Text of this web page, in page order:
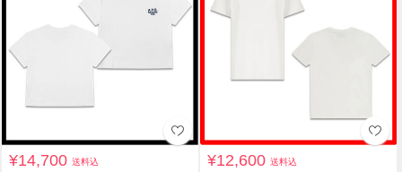
¥14,700送料込 ¥12,600送料込